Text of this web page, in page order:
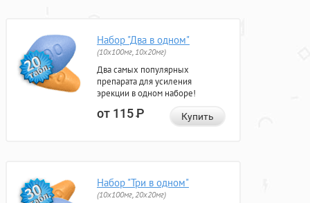
Набор "Два в одном"
(10x100мг, 10x20мг)
Два самых популярных
препарата для усиления
эрекции в одном наборе!
от 115Р Купить
Набор "Три в одном"
(10x100мг, 20x20мг)